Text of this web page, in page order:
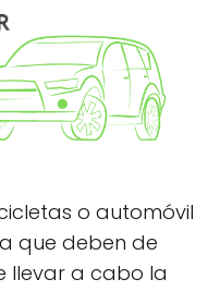
o automóvil
que deben de
llevar a cabo la